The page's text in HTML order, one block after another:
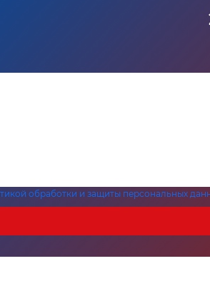
обработки и защиты персональных